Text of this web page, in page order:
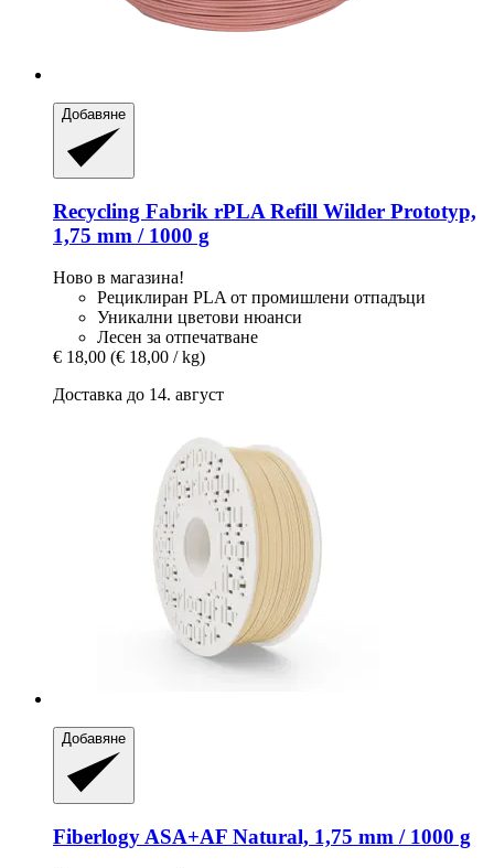
Добавяне
Recycling Fabrik rPLA Refill Wilder Prototyp,
1,75 mm / 1000 g
Ново в магазина!
Рециклиран PLA от промишлени отпадъци
Уникални цветови нюанси
Лесен за отпечатване
€ 18,00 (€ 18,00 / kg)
Доставка до 14. август
Добавяне
Fiberlogy ASA+AF Natural, 1,75 mm / 1000 g